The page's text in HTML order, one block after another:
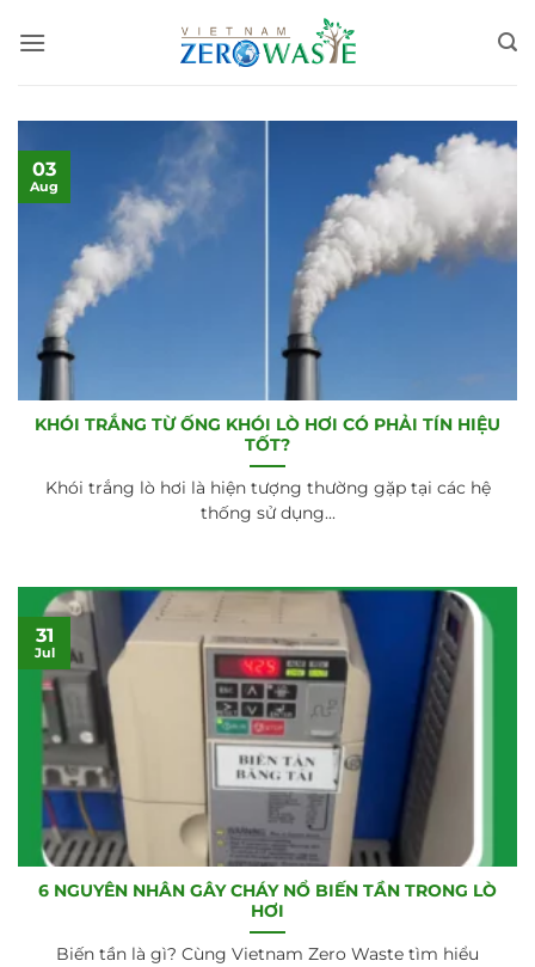
KHÓI TRẮNG TỪ ỐNG KHÓI LÒ HƠI CÓ PHẢI TÍN HIỆU
TỐT?
Khói trắng lò hơi là hiện tượng thường gặp tại các hệ
thống sử dụng...
03
Aug
6 NGUYÊN NHÂN GÂY CHÁY NỔ BIẾN TẦN TRONG LÒ
HƠI
Biến tần là gì? Cùng Vietnam Zero Waste tìm hiểu
31
Jul